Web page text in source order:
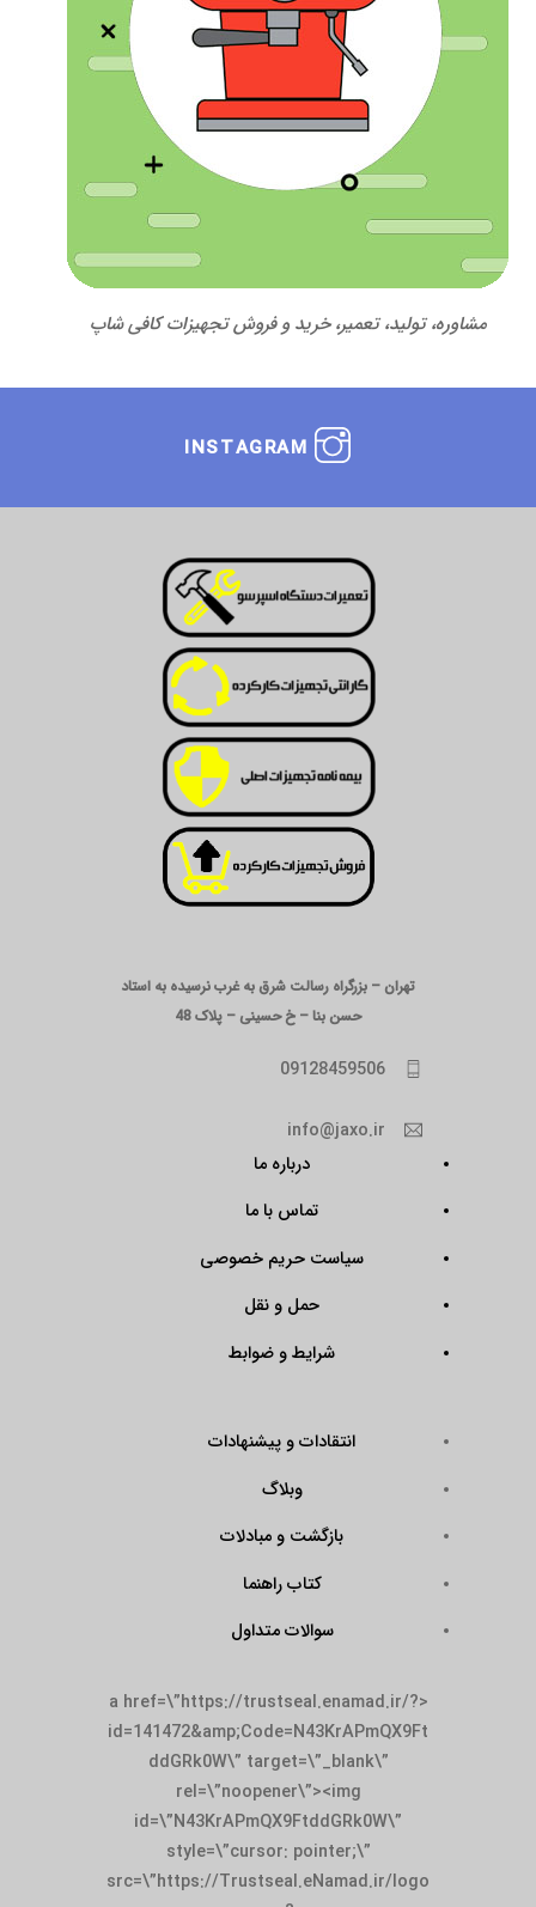
مشاوره، تولید، تعمیر، خرید و فروش تجهیزات کافی شاپ
INSTAGRAM
تهران – بزرگراه رسالت شرق به غرب نرسیده به استاد
حسن بنا – خ حسینی – پلاک 48
09128459506
info@jaxo.ir
درباره ما
تماس با ما
سیاست حریم خصوصی
حمل و نقل
شرایط و ضوابط
انتقادات و پیشنهادات
وبلاگ
بازگشت و مبادلات
کتاب راهنما
سوالات متداول
<a href=\”https://trustseal.enamad.ir/?
id=141472&amp;Code=N43KrAPmQX9Ft
ddGRk0W\” target=\”_blank\”
rel=\”noopener\”><img
id=\”N43KrAPmQX9FtddGRk0W\”
style=\”cursor: pointer;\”
src=\”https://Trustseal.eNamad.ir/logo